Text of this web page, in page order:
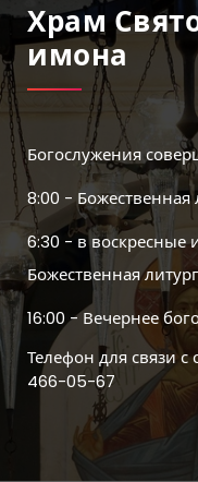
Храм
Имона
Богослужения
8:00 - Божественная
6:30 - в воскресные
Божественная
16:00 - Вечернее
Телефон для связи с
466-05-67